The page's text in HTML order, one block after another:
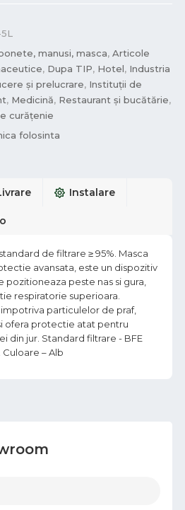
manusi, masca, Articole
, Dupa TIP, Hotel, Industria
și prelucrare, Instituții de
, Medicină, Restaurant și bucătărie,
curățenie
folosinta
Instalare
de filtrare ≥ 95%. Masca
avansata, este un dispozitiv
pozitioneaza peste nas si gura,
respiratorie superioara.
particulelor de praf,
ofera protectie atat pentru
din jur. Standard filtrare - BFE
Culoare – Alb